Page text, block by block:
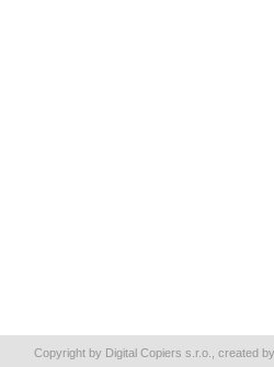
Copyright by Digital Copiers s.r.o., created